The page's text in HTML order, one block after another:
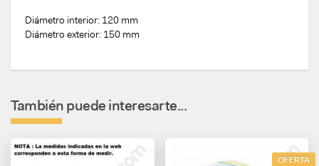
Diámetro interior: 120 mm
Diámetro exterior: 150 mm
También puede interesarte...
OFERTA